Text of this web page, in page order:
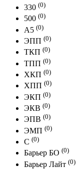
330 (0)
500 (0)
A5 (0)
ЭПП (0)
ТКП (0)
ТПП (0)
ХКП (0)
ХПП (0)
ЭКП (0)
ЭКВ (0)
ЭПВ (0)
ЭМП (0)
С (0)
Барьер БО (0)
Барьер Лайт (0)